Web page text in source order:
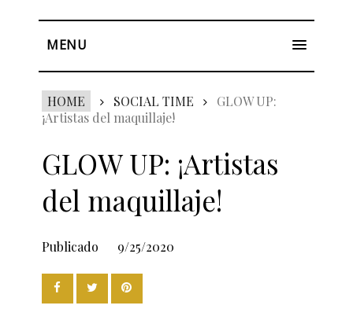
MENU
HOME SOCIAL TIME
GLOW UP:
¡Artistas del maquillaje!
GLOW UP: ¡Artistas
del maquillaje!
Publicado 9/25/2020